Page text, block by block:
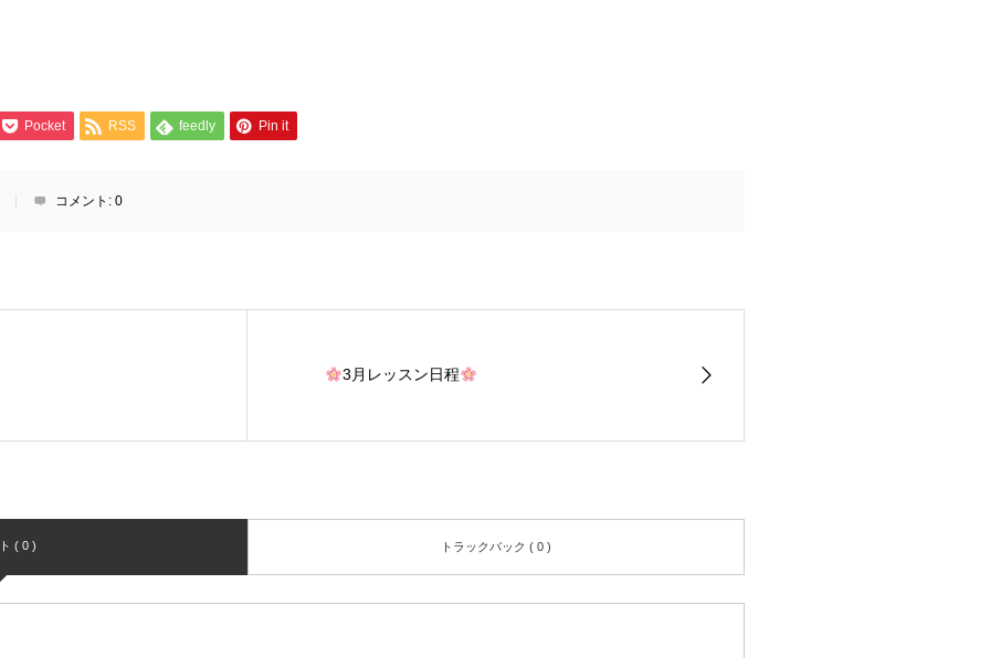
Pocket RSS feedly Pin it
コメント: 0
3月レッスン日程
( 0 ) トラックバック ( 0 )